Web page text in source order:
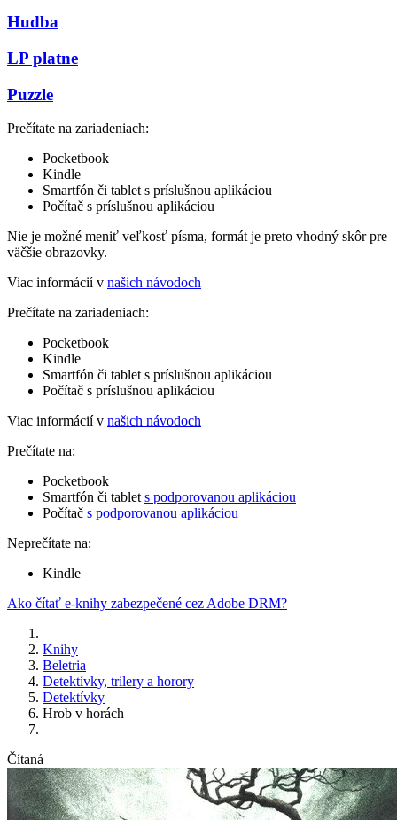
Hudba
LP platne
Puzzle
Prečítate na zariadeniach:
Pocketbook
Kindle
Smartfón či tablet s príslušnou aplikáciou
Počítač s príslušnou aplikáciou
Nie je možné meniť veľkosť písma, formát je preto vhodný skôr pre
väčšie obrazovky.
Viac informácií v našich návodoch
Prečítate na zariadeniach:
Pocketbook
Kindle
Smartfón či tablet s príslušnou aplikáciou
Počítač s príslušnou aplikáciou
Viac informácií v našich návodoch
Prečítate na:
Pocketbook
Smartfón či tablet s podporovanou aplikáciou
Počítač s podporovanou aplikáciou
Neprečítate na:
Kindle
Ako čítať e-knihy zabezpečené cez Adobe DRM?
Knihy
Beletria
Detektívky, trilery a horory
Detektívky
Hrob v horách
Čítaná